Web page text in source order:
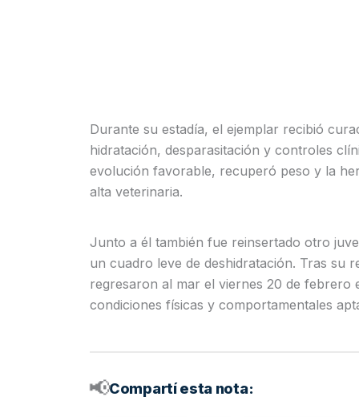
Durante su estadía, el ejemplar recibió
hidratación, desparasitación y controles
evolución favorable, recuperó peso y la
alta veterinaria.
Junto a él también fue reinsertado otro
un cuadro leve de deshidratación. Tras su
regresaron al mar el viernes 20 de febrero
condiciones físicas y comportamentales
📢Compartí esta nota: